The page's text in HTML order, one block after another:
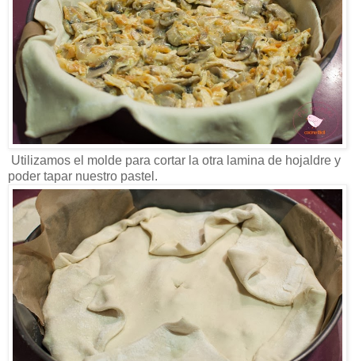
Utilizamos el molde para cortar la otra lamina de hojaldre y
poder tapar nuestro pastel.